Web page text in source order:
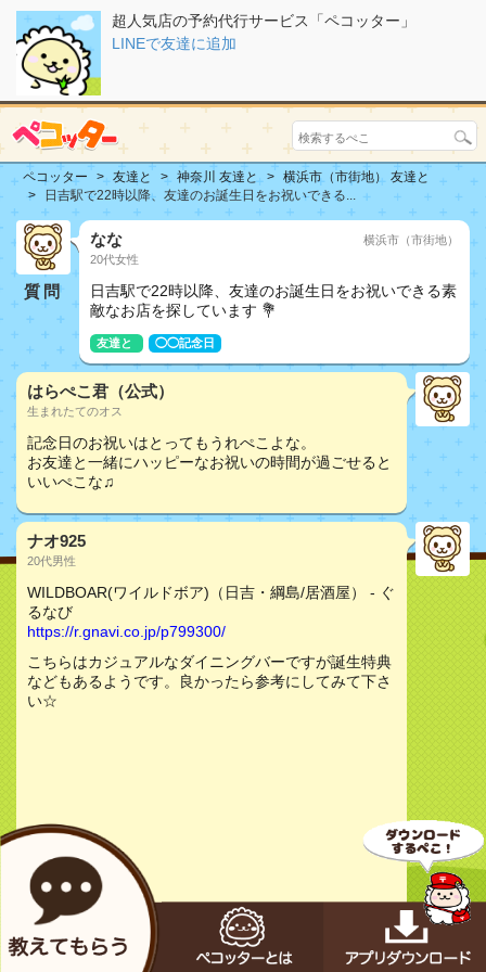
超人気店の予約代行サービス「ペコッター」
LINEで友達に追加
ペコッター 友達と 神奈川 友達と
横浜市（市街地） 友達と
日吉駅で22時以降、友達のお誕生日をお祝いできる...
質問
なな
20代女性
横浜市（市街地）
日吉駅で22時以降、友達のお誕生日をお祝いできる素
敵なお店を探しています 💐
友達と ◯◯記念日
はらぺこ君（公式）
生まれたてのオス
記念日のお祝いはとってもうれぺこよな。
お友達と一緒にハッピーなお祝いの時間が過ごせると
いいぺこな♫
ナオ925
20代男性
WILDBOAR(ワイルドボア)（日吉・綱島/居酒屋） - ぐ
るなび
https://r.gnavi.co.jp/p799300/
こちらはカジュアルなダイニングバーですが誕生特典
などもあるようです。良かったら参考にしてみて下さ
い☆
お店をチェック